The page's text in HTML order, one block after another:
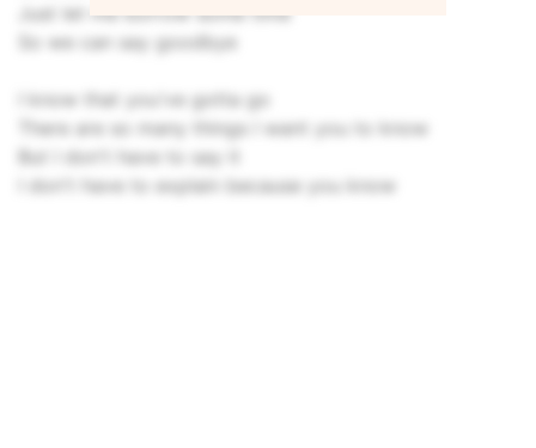
Just let me borrow some time
So we can say goodbye
I know that you've gotta go
There are so many things I want you to know
But I don't have to say it
I don't have to explain because you know